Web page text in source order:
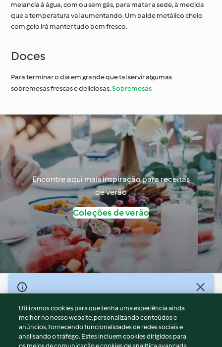
melancia à água, com ou sem gás, para matar a sede, à medida
que a temperatura vai aumentando. Um balde metálico cheio
com gelo irá manter tudo bem fresco.
Doces
Para terminar o dia em grande que tal servir algumas
sobremesas frescas e deliciosas.Sobremesas
Encontre aqui mais inspiração para receitas
de verão
Coleções de verão
© Copyright 2026
Termos de Utilização
Aviso sobre Proteção de Dados
Aviso
Utilizamos cookies para que tenha uma experiência ainda
melhor no nosso website, personalizando conteúdos e
anúncios, fornecendo funcionalidades de redes sociais e
analisando o tráfego. Estes incluem cookies dirigidos para